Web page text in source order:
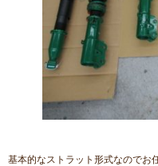
基本的なストラット形式なのでお